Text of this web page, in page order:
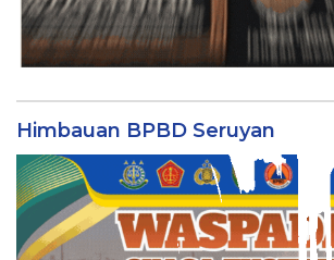
Himbauan BPBD Seruyan